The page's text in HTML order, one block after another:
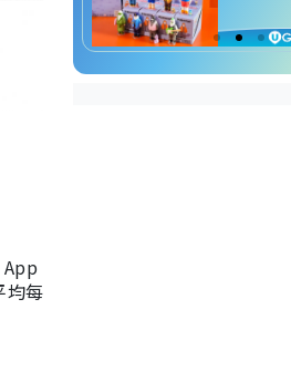
均每